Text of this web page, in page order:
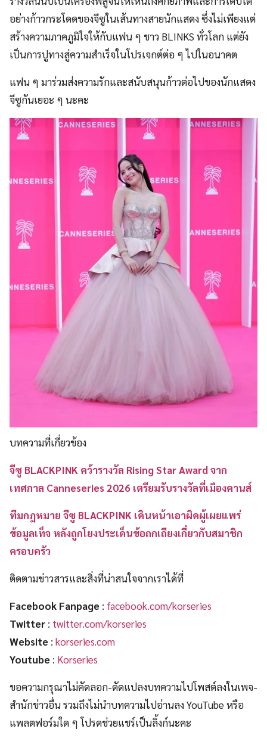
อย่างก้าวกระโดดของจีซูในเส้นทางสายนักแสดง ซึ่งไม่เพียงแต่
สร้างความภาคภูมิใจให้กับแฟน ๆ ชาว BLINKS ทั่วโลก แต่ยัง
เป็นการปูทางสู่ความสำเร็จในโปรเจกต์ต่อ ๆ ไปในอนาคต
แฟน ๆ มาร่วมส่งความรักและสนับสนุนก้าวต่อไปของนักแสดง
จีซูกันเยอะ ๆ นะคะ
บทความที่เกี่ยวข้อง
จีซู BLACKPINK คว้ารางวัล Rising Star Award จาก
เทศกาล Canneseries 2026 เตรียมรับรางวัลที่เมืองคานส์
ทีมกฎหมาย จีซู BLACKPINK เดินหน้าเอาผิดผู้เผยแพร่
ข้อมูลเท็จ หลังถูกโยงประเด็นข้อถกเถียงเกี่ยวกับสมาชิก
ครอบครัว
ติดตามข่าวสารและสิ่งที่น่าสนใจจากเราได้ที่
Facebook Fanpage : facebook.com/korseries
Twitter : twitter.com/korseries
Website : korseries.com
Youtube : Korseries
ขอความกรุณาไม่คัดลอก-ดัดแปลงบทความไปโพสต์ลงในเพจ-
สำนักข่าวอื่น รวมถึงไม่นำบทความไปอ่านลง YouTube หรือ
แพลตฟอร์มใด ๆ โปรดช่วยแชร์เป็นลิ้งก์นะคะ